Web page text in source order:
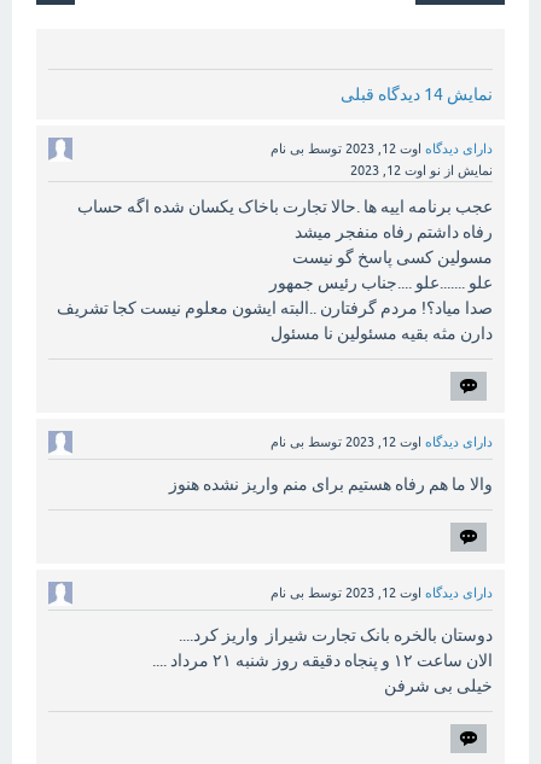
نمایش 14 دیدگاه قبلی
دارای دیدگاه اوت 12, 2023 توسط بی نام
نمایش از نو اوت 12, 2023
عجب برنامه اییه ها .حالا تجارت باخاک یکسان شده اگه حساب
رفاه داشتم رفاه منفجر میشد
مسولین کسی پاسخ گو نیست
علو .......علو ....جناب رئیس جمهور
صدا میاد؟! مردم گرفتارن ..البته ایشون معلوم نیست کجا تشریف
دارن مثه بقیه مسئولین نا مسئول
دارای دیدگاه اوت 12, 2023 توسط بی نام
والا ما هم رفاه هستیم برای منم واریز نشده هنوز
دارای دیدگاه اوت 12, 2023 توسط بی نام
دوستان بالخره بانک تجارت شیراز واریز کرد....
الان ساعت ۱۲ و پنجاه دقیقه روز شنبه ۲۱ مرداد ....
خیلی بی شرفن